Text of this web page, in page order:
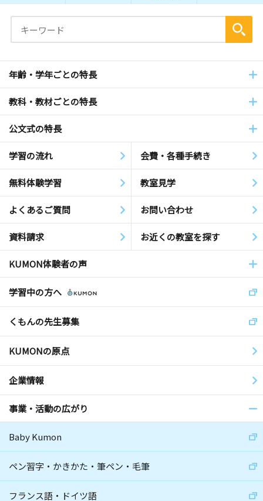
年齢・学年ごとの特長
教科・教材ごとの特長
公文式の特長
学習の流れ 会費・各種手続き
無料体験学習 教室見学
よくあるご質問 お問い合わせ
資料請求 お近くの教室を探す
KUMON体験者の声
学習中の方へ
くもんの先生募集
KUMONの原点
企業情報
事業・活動の広がり
Baby Kumon
ペン習字・かきかた・筆ペン・毛筆
フランス語・ドイツ語